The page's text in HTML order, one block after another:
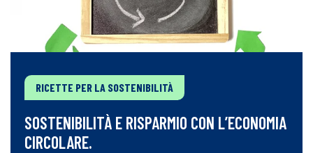
RICETTE PER LA SOSTENIBILITÀ
SOSTENIBILITÀ E RISPARMIO CON L’ECONOMIA
CIRCOLARE.